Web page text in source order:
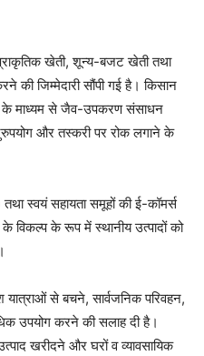
खेती, शून्य-बजट खेती तथा
की जिम्मेदारी सौंपी गई है। किसान
के माध्यम से जैव-उपकरण संसाधन
और तस्करी पर रोक लगाने के
स्वयं सहायता समूहों की ई-कॉमर्स
के विकल्प के रूप में स्थानीय उत्पादों को
से बचने, सार्वजनिक परिवहन,
उपयोग करने की सलाह दी है।
खरीदने और घरों व व्यावसायिक